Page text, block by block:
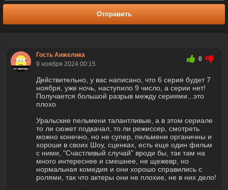
Отправить
Гость Анжелика
9 ноября 2024 00:15
0
Действительно, у вас написано, что 6 серия будет 7
ноября, уже ночь, наступило 9 число, а серии нет!
Получается большой разрыв между сериями...это
плохо
Уральские пельмени талантливые, а в этом сериале
то ли сюжет подкачал, то ли режиссер, смотреть
можно конечно, но не супер, пельмени органичны и
хороши в своих Шоу, сценках, есть еще один фильм
с ними, "Счастливый случай" вроди бы, так там на
много интереснее и смешнее, не щежевр, но
нормальная комедия и они хорошо справились с
ролями, так что актеры они не плохие, не в них дело!